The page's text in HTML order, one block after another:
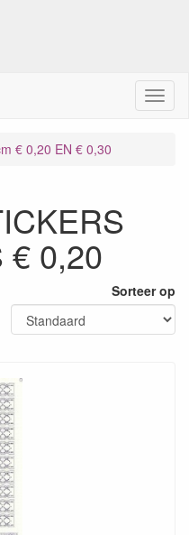
M
e
€ 0,20 EN € 0,30
€ 0,20
Sorteer op